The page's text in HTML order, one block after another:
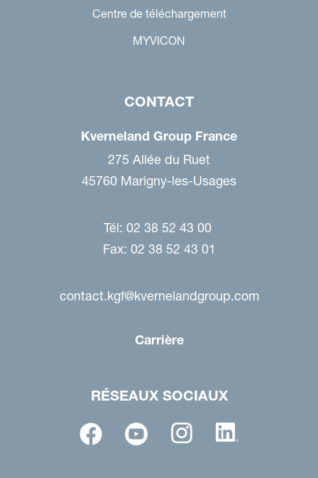
Centre de téléchargement
MYVICON
CONTACT
Kverneland Group France
275 Allée du Ruet
45760 Marigny-les-Usages
Tél: 02 38 52 43 00
Fax: 02 38 52 43 01
contact.kgf@kvernelandgroup.com
Carrière
RÉSEAUX SOCIAUX